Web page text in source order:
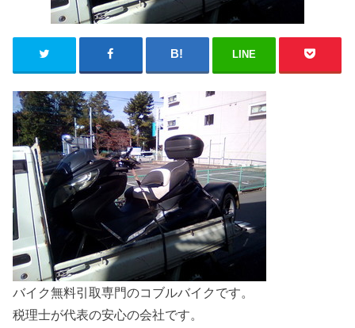
LINE
バイク無料引取専門のコブルバイクです。
税理士が代表の安心の会社です。